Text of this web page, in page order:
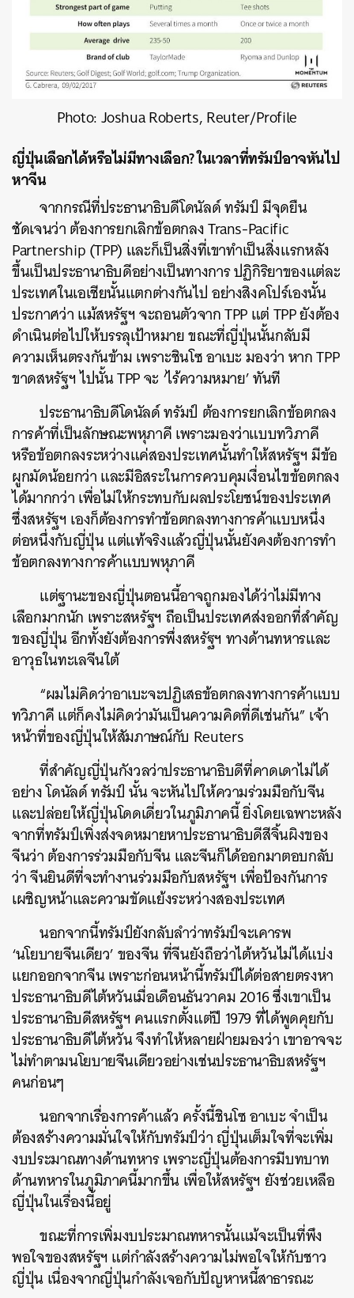
Photo: Joshua Roberts, Reuter/Profile
ญี่ปุ่นเลือกได้หรือไม่มีทางเลือก? ในเวลาที่ทรัมป์อาจหันไป
หาจีน
จากกรณีที่ประธานาธิบดีโดนัลด์ ทรัมป์ มีจุดยืน
ชัดเจนว่า ต้องการยกเลิกข้อตกลง Trans-Pacific
Partnership (TPP) และก็เป็นสิ่งที่เขาทำเป็นสิ่งแรกหลัง
ขึ้นเป็นประธานาธิบดีอย่างเป็นทางการ ปฏิกิริยาของแต่ละ
ประเทศในเอเชียนั้นแตกต่างกันไป อย่างสิงคโปร์เองนั้น
ประกาศว่า แม้สหรัฐฯ จะถอนตัวจาก TPP แต่ TPP ยังต้อง
ดำเนินต่อไปให้บรรลุเป้าหมาย ขณะที่ญี่ปุ่นนั้นกลับมี
ความเห็นตรงกันข้าม เพราะชินโซ อาเบะ มองว่า หาก TPP
ขาดสหรัฐฯ ไปนั้น TPP จะ ‘ไร้ความหมาย’ ทันที
ประธานาธิบดีโดนัลด์ ทรัมป์ ต้องการยกเลิกข้อตกลง
การค้าที่เป็นลักษณะพหุภาคี เพราะมองว่าแบบทวิภาคี
หรือข้อตกลงระหว่างแค่สองประเทศนั้นทำให้สหรัฐฯ มีข้อ
ผูกมัดน้อยกว่า และมีอิสระในการควบคุมเงื่อนไขข้อตกลง
ได้มากกว่า เพื่อไม่ให้กระทบกับผลประโยชน์ของประเทศ
ซึ่งสหรัฐฯ เองก็ต้องการทำข้อตกลงทางการค้าแบบหนึ่ง
ต่อหนึ่งกับญี่ปุ่น แต่แท้จริงแล้วญี่ปุ่นนั้นยังคงต้องการทำ
ข้อตกลงทางการค้าแบบพหุภาคี
แต่ฐานะของญี่ปุ่นตอนนี้อาจถูกมองได้ว่าไม่มีทาง
เลือกมากนัก เพราะสหรัฐฯ ถือเป็นประเทศส่งออกที่สำคัญ
ของญี่ปุ่น อีกทั้งยังต้องการพึ่งสหรัฐฯ ทางด้านทหารและ
อาวุธในทะเลจีนใต้
“ผมไม่คิดว่าอาเบะจะปฏิเสธข้อตกลงทางการค้าแบบ
ทวิภาคี แต่ก็คงไม่คิดว่ามันเป็นความคิดที่ดีเช่นกัน” เจ้า
หน้าที่ของญี่ปุ่นให้สัมภาษณ์กับ Reuters
ที่สำคัญญี่ปุ่นกังวลว่าประธานาธิบดีที่คาดเดาไม่ได้
อย่าง โดนัลด์ ทรัมป์ นั้น จะหันไปให้ความร่วมมือกับจีน
และปล่อยให้ญี่ปุ่นโดดเดี่ยวในภูมิภาคนี้ ยิ่งโดยเฉพาะหลัง
จากที่ทรัมป์เพิ่งส่งจดหมายหาประธานาธิบดีสีจิ้นผิงของ
จีนว่า ต้องการร่วมมือกับจีน และจีนก็ได้ออกมาตอบกลับ
ว่า จีนยินดีที่จะทำงานร่วมมือกับสหรัฐฯ เพื่อป้องกันการ
เผชิญหน้าและความขัดแย้งระหว่างสองประเทศ
นอกจากนี้ทรัมป์ยังกลับลำว่าทรัมป์จะเคารพ
‘นโยบายจีนเดียว’ ของจีน ที่จีนยังถือว่าไต้หวันไม่ได้แบ่ง
แยกออกจากจีน เพราะก่อนหน้านี้ทรัมป์ได้ต่อสายตรงหา
ประธานาธิบดีไต้หวันเมื่อเดือนธันวาคม 2016 ซึ่งเขาเป็น
ประธานาธิบดีสหรัฐฯ คนแรกตั้งแต่ปี 1979 ที่ได้พูดคุยกับ
ประธานาธิบดีไต้หวัน จึงทำให้หลายฝ่ายมองว่า เขาอาจจะ
ไม่ทำตามนโยบายจีนเดียวอย่างเช่นประธานาธิบสหรัฐฯ
คนก่อนๆ
นอกจากเรื่องการค้าแล้ว ครั้งนี้ชินโซ อาเบะ จำเป็น
ต้องสร้างความมั่นใจให้กับทรัมป์ว่า ญี่ปุ่นเต็มใจที่จะเพิ่ม
งบประมาณทางด้านทหาร เพราะญี่ปุ่นต้องการมีบทบาท
ด้านทหารในภูมิภาคนี้มากขึ้น เพื่อให้สหรัฐฯ ยังช่วยเหลือ
ญี่ปุ่นในเรื่องนี้อยู่
ขณะที่การเพิ่มงบประมาณทหารนั้นแม้จะเป็นที่พึง
พอใจของสหรัฐฯ แต่กำลังสร้างความไม่พอใจให้กับชาว
ญี่ปุ่น เนื่องจากญี่ปุ่นกำลังเจอกับปัญหาหนี้สาธารณะ
SHARE TWEET LINE EMAIL